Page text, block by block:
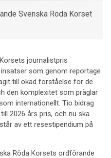
Svenska Röda Korset
journalistpris
som genom reportage
till ökad förståelse för de
den komplexitet som präglar
internationellt. Tio bidrag
2026 års pris, och nu ska
av ett resestipendium på
Röda Korsets ordförande